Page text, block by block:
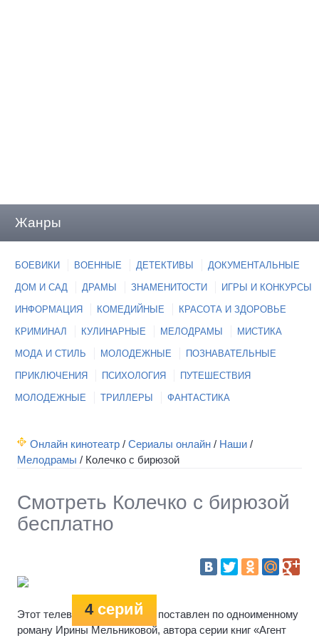
Жанры
БОЕВИКИ ВОЕННЫЕ ДЕТЕКТИВЫ ДОКУМЕНТАЛЬНЫЕ
ДОМ И САД ДРАМЫ ЗНАМЕНИТОСТИ ИГРЫ И КОНКУРСЫ
ИНФОРМАЦИЯ КОМЕДИЙНЫЕ КРАСОТА И ЗДОРОВЬЕ
КРИМИНАЛ КУЛИНАРНЫЕ МЕЛОДРАМЫ МИСТИКА
МОДА И СТИЛЬ МОЛОДЕЖНЫЕ ПОЗНАВАТЕЛЬНЫЕ
ПРИКЛЮЧЕНИЯ ПСИХОЛОГИЯ ПУТЕШЕСТВИЯ
МОЛОДЕЖНЫЕ ТРИЛЛЕРЫ ФАНТАСТИКА
Онлайн кинотеатр / Сериалы онлайн / Наши /
Мелодрамы / Колечко с бирюзой
Смотреть Колечко с бирюзой
бесплатно
4серий
Этот телевизионный фильм поставлен по одноименному
роману Ирины Мельниковой, автора серии книг «Агент